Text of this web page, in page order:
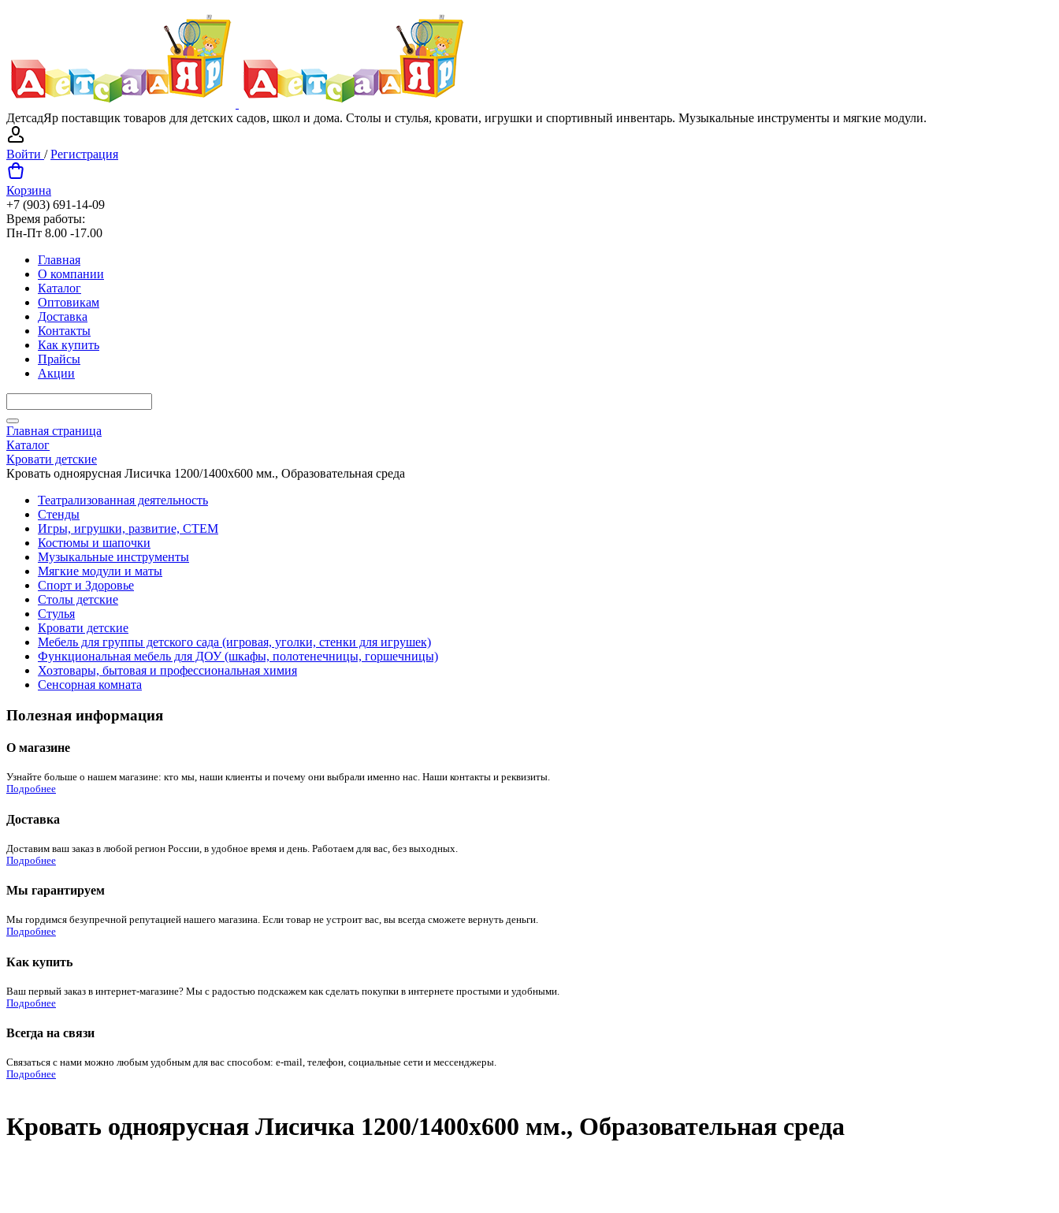
ДетсадЯр поставщик товаров для детских садов, школ и дома. Столы и стулья, кровати, игрушки и спортивный инвентарь. Музыкальные инструменты и мягкие модули.
Войти /Регистрация
Корзина
+7 (903) 691-14-09
Время работы:
Пн-Пт 8.00 -17.00
Главная
О компании
Каталог
Оптовикам
Доставка
Контакты
Как купить
Прайсы
Акции
Главная страница
Каталог
Кровати детские
Кровать одноярусная Лисичка 1200/1400х600 мм., Образовательная среда
Театрализованная деятельность
Стенды
Игры, игрушки, развитие, СТЕМ
Костюмы и шапочки
Музыкальные инструменты
Мягкие модули и маты
Спорт и Здоровье
Столы детские
Стулья
Кровати детские
Мебель для группы детского сада (игровая, уголки, стенки для игрушек)
Функциональная мебель для ДОУ (шкафы, полотенечницы, горшечницы)
Хозтовары, бытовая и профессиональная химия
Сенсорная комната
Полезная информация
О магазине
Узнайте больше о нашем магазине: кто мы, наши клиенты и почему они выбрали именно нас. Наши контакты и реквизиты.
Подробнее
Доставка
Доставим ваш заказ в любой регион России, в удобное время и день. Работаем для вас, без выходных.
Подробнее
Мы гарантируем
Мы гордимся безупречной репутацией нашего магазина. Если товар не устроит вас, вы всегда сможете вернуть деньги.
Подробнее
Как купить
Ваш первый заказ в интернет-магазине? Мы с радостью подскажем как сделать покупки в интернете простыми и удобными.
Подробнее
Всегда на связи
Связаться с нами можно любым удобным для вас способом: e-mail, телефон, социальные сети и мессенджеры.
Подробнее
Кровать одноярусная Лисичка 1200/1400х600 мм., Образовательная среда